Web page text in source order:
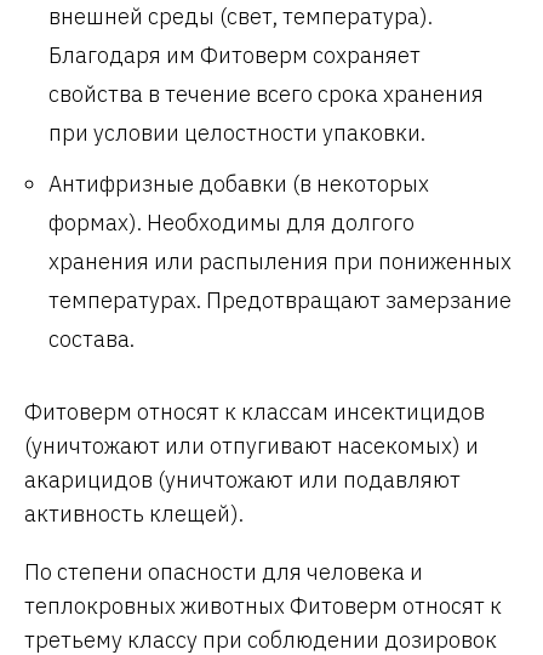
внешней среды (свет, температура).
Благодаря им Фитоверм сохраняет
свойства в течение всего срока хранения
при условии целостности упаковки.
Антифризные добавки (в некоторых
формах). Необходимы для долгого
хранения или распыления при пониженных
температурах. Предотвращают замерзание
состава.
Фитоверм относят к классам инсектицидов
(уничтожают или отпугивают насекомых) и
акарицидов (уничтожают или подавляют
активность клещей).
По степени опасности для человека и
теплокровных животных Фитоверм относят к
третьему классу при соблюдении дозировок